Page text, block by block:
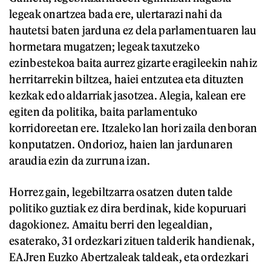
legeak onartzea bada ere, ulertarazi nahi da
hautetsi baten jarduna ez dela parlamentuaren lau
hormetara mugatzen; legeak taxutzeko
ezinbestekoa baita aurrez gizarte eragileekin nahiz
herritarrekin biltzea, haiei entzutea eta dituzten
kezkak edo aldarriak jasotzea. Alegia, kalean ere
egiten da politika, baita parlamentuko
korridoreetan ere. Itzaleko lan hori zaila denboran
konputatzen. Ondorioz, haien lan jardunaren
araudia ezin da zurruna izan.
Horrez gain, legebiltzarra osatzen duten talde
politiko guztiak ez dira berdinak, kide kopuruari
dagokionez. Amaitu berri den legealdian,
esaterako, 31 ordezkari zituen talderik handienak,
EAJren Euzko Abertzaleak taldeak, eta ordezkari